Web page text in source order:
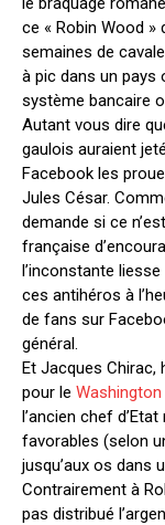
ce « Robin Wood
semaines de
à pic dans un pays
système bancaire
Autant vous dire
gaulois auraient
Facebook les
Jules César.
demande si ce
française
l’inconstante
ces antihéros à
de fans sur
général.
Et Jacques Chirac,
pour le
l’ancien chef
favorables (selon
jusqu’aux os dans
Contrairement à
pas distribué